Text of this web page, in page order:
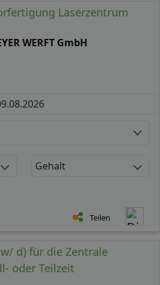
Laserzentrum
WERFT GmbH
Gehalt
Teilen
d) für die Zentrale
oder Teilzeit